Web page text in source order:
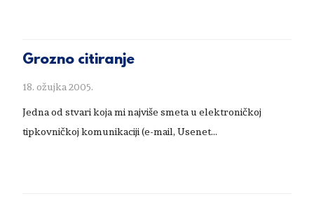
Grozno citiranje
18. ožujka 2005.
Jedna od stvari koja mi najviše smeta u elektroničkoj
tipkovničkoj komunikaciji (e-mail, Usenet...